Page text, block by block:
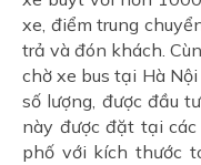
xe, điểm trung
trả và đón khách.
chờ xe bus tại Hà
số lượng, được đầu
này được đặt tại
phố với kích thước